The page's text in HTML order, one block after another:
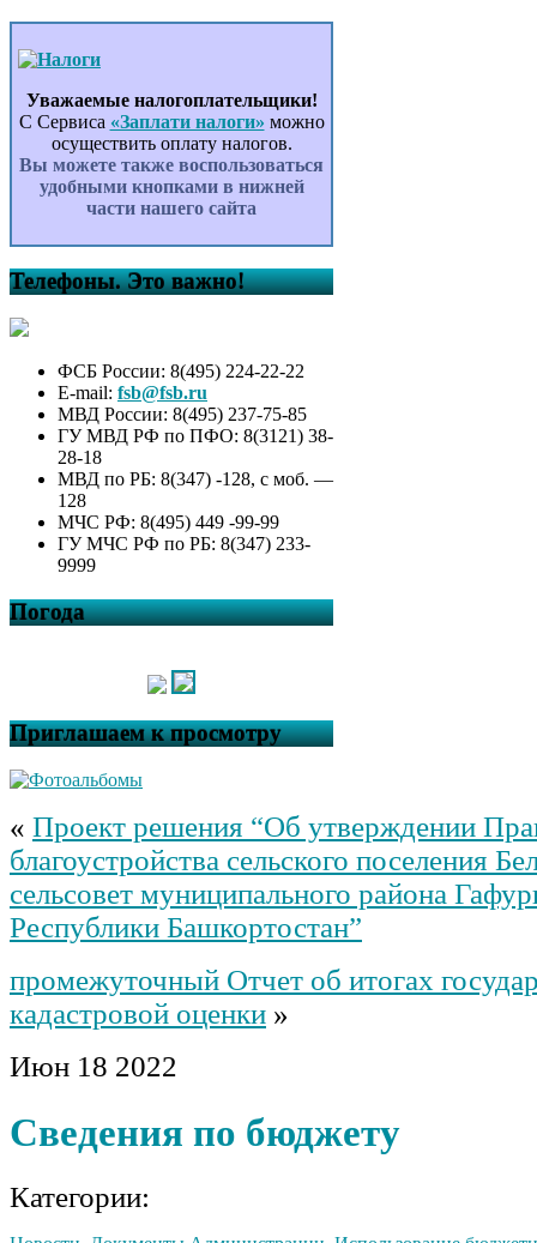
Уважаемые налогоплательщики!
С Сервиса «Заплати налоги» можно
осуществить оплату налогов.
Вы можете также воспользоваться
удобными кнопками в нижней
части нашего сайта
Телефоны. Это важно!
ФСБ России: 8(495) 224-22-22
E-mail: fsb@fsb.ru
МВД России: 8(495) 237-75-85
ГУ МВД РФ по ПФО: 8(3121) 38-
28-18
МВД по РБ: 8(347) -128, с моб. —
128
МЧС РФ: 8(495) 449 -99-99
ГУ МЧС РФ по РБ: 8(347) 233-
9999
Погода
Приглашаем к просмотру
« Проект решения “Об утверждении
благоустройства сельского поселения
сельсовет муниципального района
Республики Башкортостан”
промежуточный Отчет об итогах
кадастровой оценки »
Июн 18 2022
Сведения по бюджету
Категории: